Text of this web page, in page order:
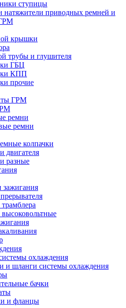
ступицы
натяжители приводных ремней и
крышки
трубы и глушителя
ГБЦ
КПП
прочие
ГРМ
ремни
ремни
колпачки
двигателя
разные
охлаждения
и шланги системы охлаждения
бачки
и фланцы